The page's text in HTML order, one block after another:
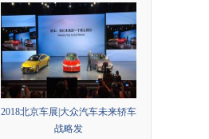
2018北京车展|大众汽车未来轿车
战略发